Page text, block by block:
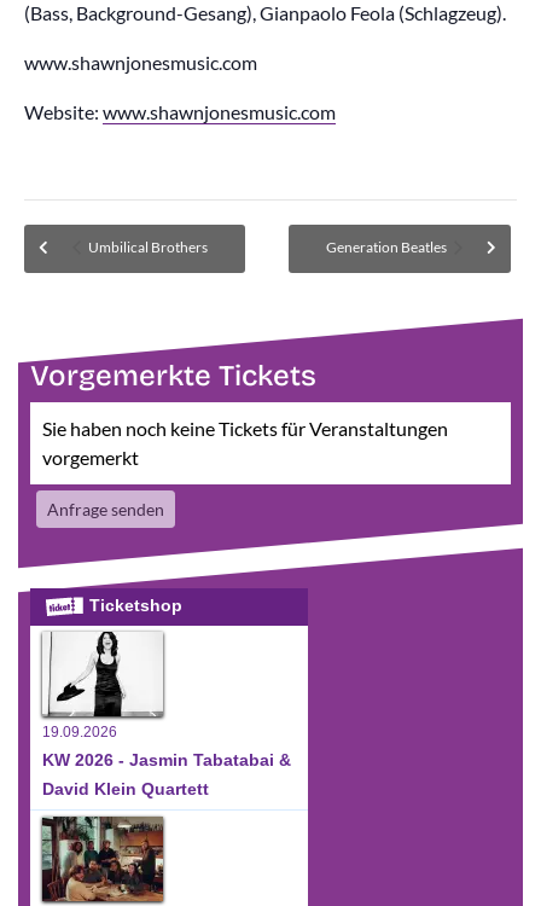
(Bass, Background-Gesang), Gianpaolo Feola (Schlagzeug).
www.shawnjonesmusic.com
Website: www.shawnjonesmusic.com
Umbilical Brothers Generation Beatles
Vorgemerkte Tickets
Sie haben noch keine Tickets für Veranstaltungen
vorgemerkt
Anfrage senden
Ticketshop
19.09.2026
KW 2026 - Jasmin Tabatabai &
David Klein Quartett